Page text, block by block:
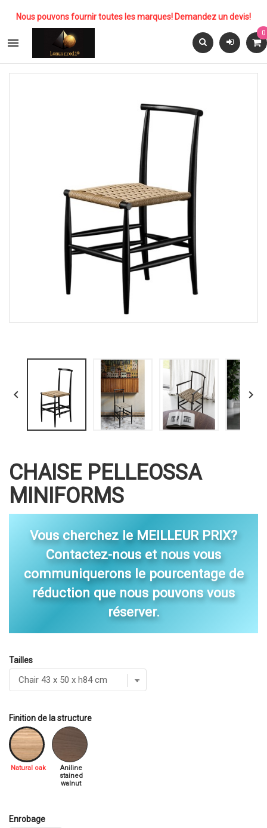
Nous pouvons fournir toutes les marques! Demandez un devis!

0
 
CHAISE PELLEOSSA
MINIFORMS
Vous cherchez le MEILLEUR PRIX?
Contactez-nous et nous vous
communiquerons le pourcentage de
réduction que nous pouvons vous
réserver.
Tailles
Finition de la structure
Natural oak
Aniline
stained
walnut
Enrobage